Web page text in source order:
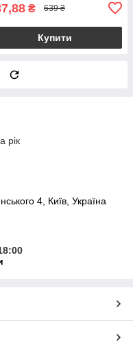
₴ 639 ₴
Купити
рік
4, Київ, Україна